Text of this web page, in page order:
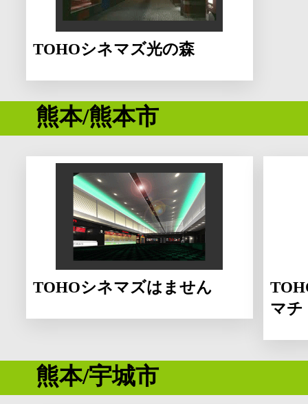
TOHOシネマズ光の森
熊本/熊本市
TOHOシネマズはません
マチ
熊本/宇城市